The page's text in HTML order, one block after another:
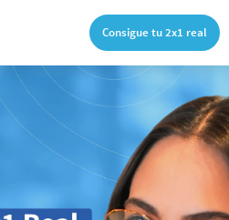
Consigue tu 2x1 real